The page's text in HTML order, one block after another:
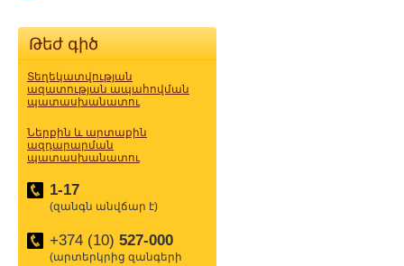
Թեժ գիծ
Տեղեկատվության
ազատության ապահովման
պատասխանատու
Ներքին և արտաքին
ազդարարման
պատասխանատու
1-17
(զանգն անվճար է)
+374 (10) 527-000
(արտերկրից զանգերի